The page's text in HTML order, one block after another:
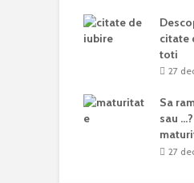
citate
toti
27
Sa
sau
27